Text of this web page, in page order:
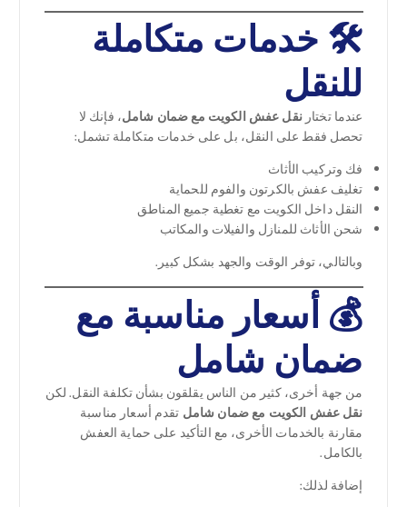
🛠️ خدمات متكاملة
للنقل
عندما تختارنقل عفش الكويت مع ضمان شامل، فإنك لا
تحصل فقط على النقل، بل على خدمات متكاملة تشمل:
فك وتركيب الأثاث
تغليف عفش بالكرتون والفوم للحماية
النقل داخل الكويت مع تغطية جميع المناطق
شحن الأثاث للمنازل والفيلات والمكاتب
وبالتالي، توفر الوقت والجهد بشكل كبير.
💰 أسعار مناسبة مع
ضمان شامل
من جهة أخرى، كثير من الناس يقلقون بشأن تكلفة النقل. لكن
نقل عفش الكويت مع ضمان شامل تقدم أسعار مناسبة
مقارنة بالخدمات الأخرى، مع التأكيد على حماية العفش
بالكامل.
إضافة لذلك: